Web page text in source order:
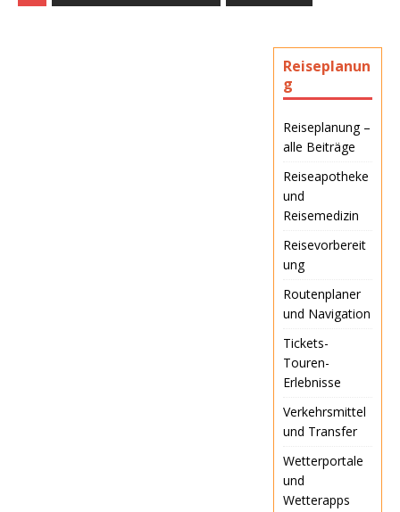
Reiseplanun
g
Reiseplanung –
alle Beiträge
Reiseapotheke
und
Reisemedizin
Reisevorbereit
ung
Routenplaner
und Navigation
Tickets-
Touren-
Erlebnisse
Verkehrsmittel
und Transfer
Wetterportale
und
Wetterapps